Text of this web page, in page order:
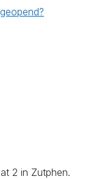
2 in Zutphen.